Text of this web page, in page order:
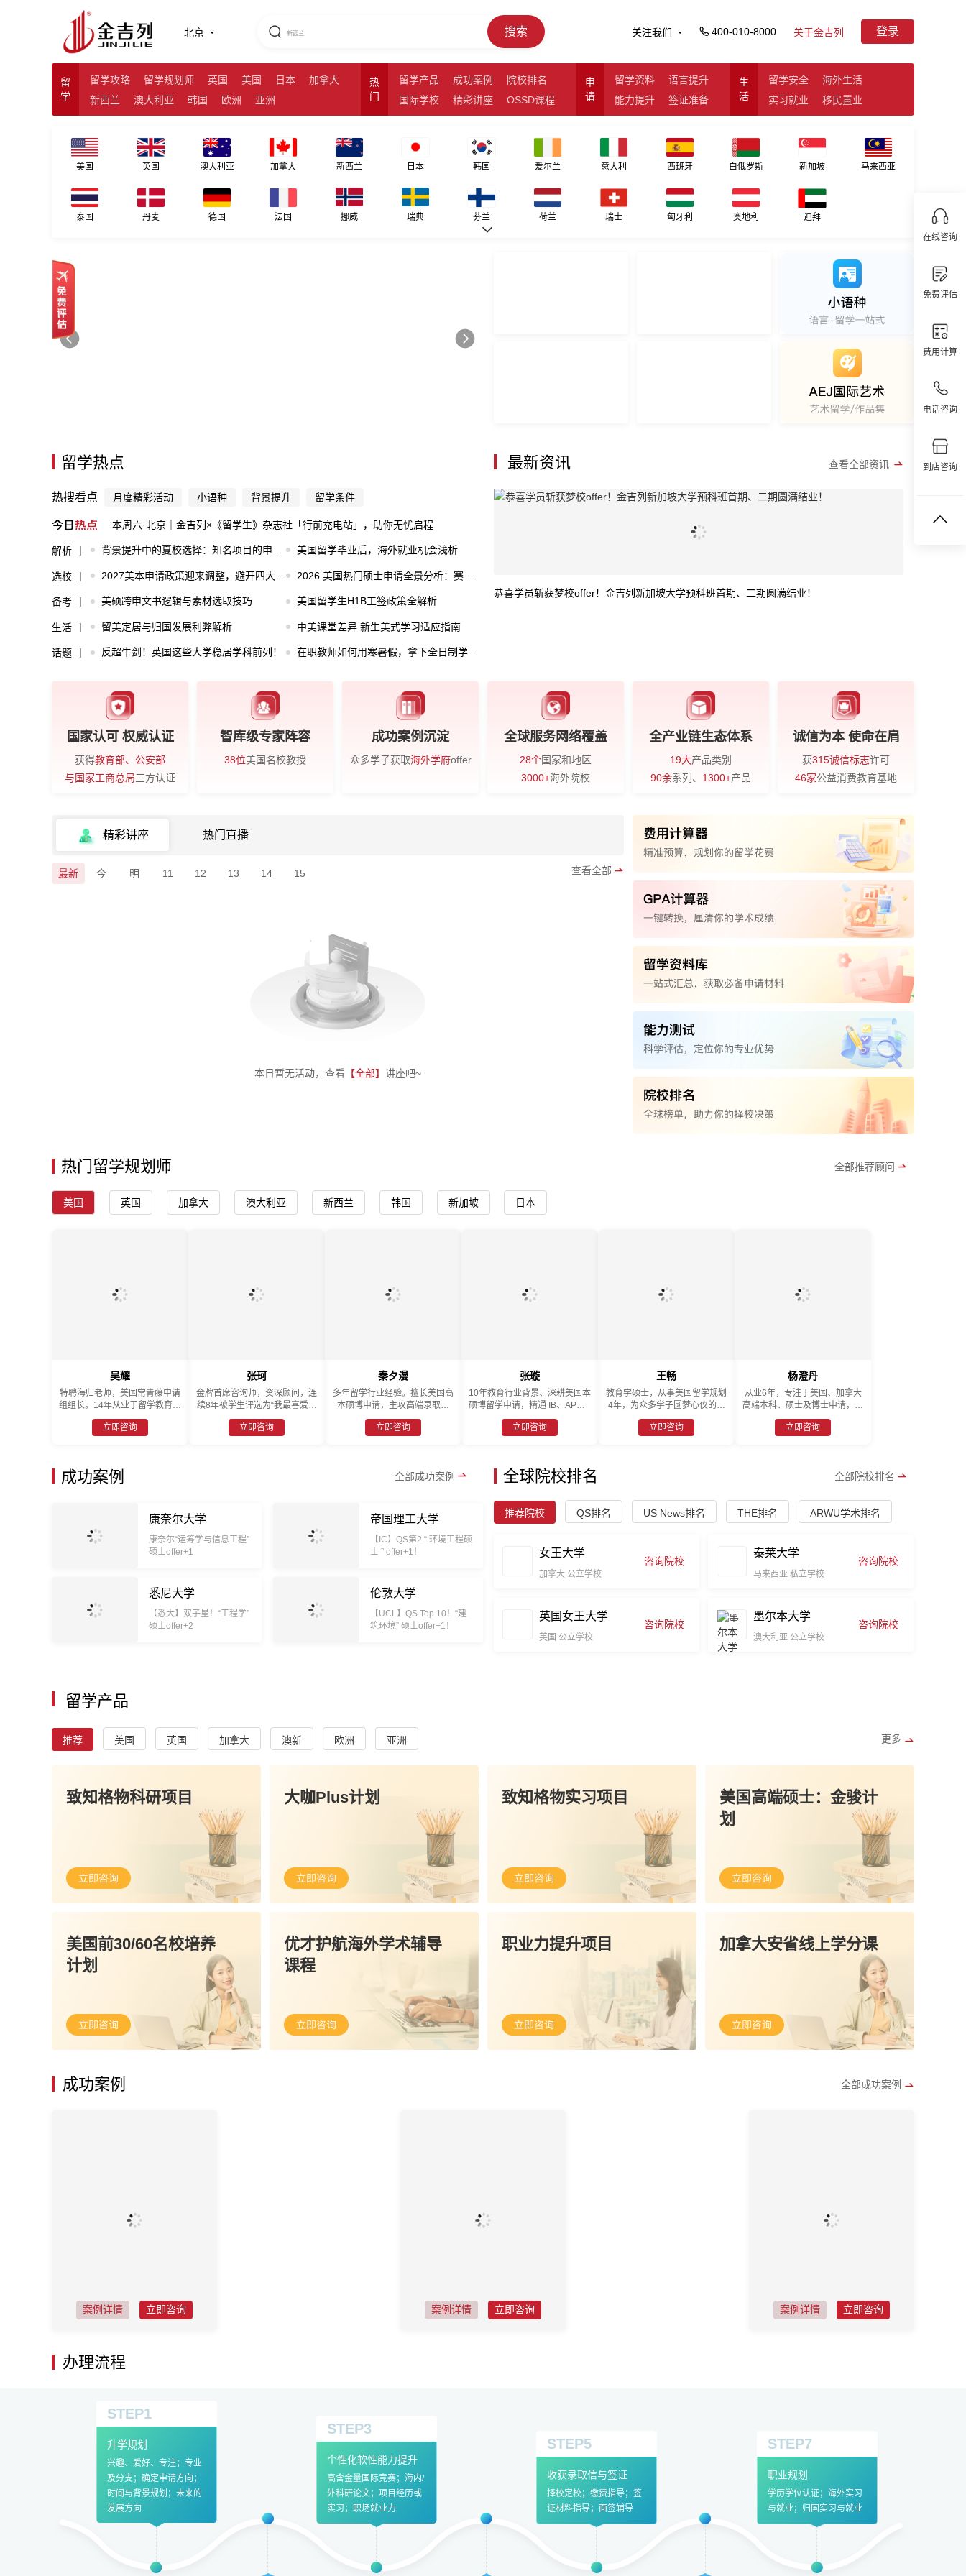
北京 搜索 关注我们 400-010-8000 关于金吉列 登录
留
学
留学攻略 留学规划师 英国 美国 日本
加拿大
新西兰
澳大利亚 韩国 欧洲 亚洲
热
门
留学产品 成功案例
院校排名
国际学校
精彩讲座 OSSD课程
申
请
留学资料
语言提升
能力提升
签证准备
生
活
留学安全
海外生活
实习就业
移民置业
美国 英国 澳大利亚 加拿大 新西兰 日本 韩国 爱尔兰 意大利 西班牙 白俄罗斯 新加坡 马来西亚
泰国 丹麦 德国 法国 挪威 瑞典 芬兰 荷兰 瑞士 匈牙利 奥地利 迪拜
留学热点
热搜看点 月度精彩活动 小语种 背景提升 留学条件
本周六·北京｜金吉列×《留学生》杂志社「行前充电站」，助你无忧启程
解析 背景提升中的夏校选择：知名项目的申请与价值分析 美国留学毕业后，海外就业机会浅析
选校 2027美本申请政策迎来调整，避开四大典型申请误区 2026 美国热门硕士申请全景分析：赛道分化、政策变革与突围策略
备考 美硕跨申文书逻辑与素材选取技巧 美国留学生H1B工签政策全解析
生活 留美定居与归国发展利弊解析 中美课堂差异 新生美式学习适应指南
话题 反超牛剑！英国这些大学稳居学科前列！ 在职教师如何用寒暑假，拿下全日制学历？
最新资讯 查看全部资讯
恭喜学员斩获梦校offer！金吉列新加坡大学预科班首期、二期圆满结业！
国家认可 权威认证
获得教育部、公安部
与国家工商总局三方认证
智库级专家阵容
38位美国名校教授
成功案例沉淀
众多学子获取海外学府offer
全球服务网络覆盖
28个国家和地区
3000+海外院校
全产业链生态体系
19大产品类别
90余系列、 1300+产品
诚信为本 使命在肩
获315诚信标志许可
46家公益消费教育基地
精彩讲座 热门直播
最新 今 明 11 12 13 14 15 查看全部
本日暂无活动，查看 【全部】 讲座吧~
热门留学规划师 全部推荐顾问
美国 英国 加拿大 澳大利亚 新西兰 韩国 新加坡 日本
吴耀
特聘海归老师，美国常青藤申请
组组长。14年从业于留学教育行
业，作为留学行业中咨询顾问中
的佼佼者，多年来积累的丰富的
多次应邀海外参加美国名校团访
问，对美国近千所优质高中，本
立即咨询
张珂
金牌首席咨询师，资深顾问，连
续8年被学生评选为“我最喜爱的
顾问老师”称号。
立即咨询
秦夕漫
多年留学行业经验。擅长美国高
本硕博申请，主攻高端录取方
向，擅长专业：金融工程，E
E，CS，商业分析，数据科学等
立即咨询
张璇
10年教育行业背景、深耕美国本
硕博留学申请，精通 IB、AP、A
-Level 课程体系，擅长为学生定
制学业规划与背景提升方案，助
立即咨询
王畅
教育学硕士，从事美国留学规划
4年，为众多学子圆梦心仪的学
校，成功向斯坦福、耶鲁、哥大
等名校输送数名学生。擅长高
立即咨询
杨澄丹
从业6年，专注于美国、加拿大
高端本科、硕士及博士申请，精
通全程留学规划与执行。善于基
于学生不同阶段的申请需求，提
系统化的留学指导，助力其夯实
力。凭借高度负责的态度和显著
的申请成果，收获了众多家长与
取。
立即咨询
成功案例 全部成功案例
康奈尔大学
康奈尔“运筹学与信息工程”
硕士offer+1
帝国理工大学
【IC】QS第2 “ 环境工程硕
士 ” offer+1！
悉尼大学
【悉大】双子星！“工程学”
硕士offer+2
伦敦大学
【UCL】QS Top 10！“建
筑环境” 硕士offer+1！
全球院校排名 全部院校排名
推荐院校 QS排名 US News排名 THE排名 ARWU学术排名
女王大学
加拿大 公立学校
咨询院校
泰莱大学
马来西亚 私立学校
咨询院校
英国女王大学
英国 公立学校
咨询院校
墨尔本大学
澳大利亚 公立学校
咨询院校
留学产品
推荐 美国 英国 加拿大 澳新 欧洲 亚洲 更多
致知格物科研项目 大咖Plus计划 致知格物实习项目
美国高端硕士：金骏计
划
美国前30/60名校培养
计划
优才护航海外学术辅导
课程
职业力提升项目 加拿大安省线上学分课
成功案例 全部成功案例
案例详情 立即咨询 案例详情 立即咨询 案例详情 立即咨询
办理流程
STEP1
升学规划
兴趣、爱好、专注；专业
及分支；确定申请方向；
时间与背景规划；未来的
发展方向
STEP3
个性化软性能力提升
高含金量国际竞赛；海内/
外科研论文；项目经历或
实习；职场就业力
STEP5
收获录取信与签证
择校定校；缴费指导；签
证材料指导；面签辅导
STEP7
职业规划
学历学位认证；海外实习
与就业；归国实习与就业
在线咨询
免费评估
费用计算
电话咨询
到店咨询